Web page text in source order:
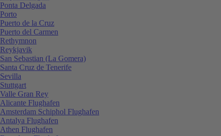
Ponta Delgada
Porto
Puerto de la Cruz
Puerto del Carmen
Rethymnon
Reykjavik
San Sebastian (La Gomera)
Santa Cruz de Tenerife
Sevilla
Stuttgart
Valle Gran Rey
Alicante Flughafen
Amsterdam Schiphol Flughafen
Antalya Flughafen
Athen Flughafen